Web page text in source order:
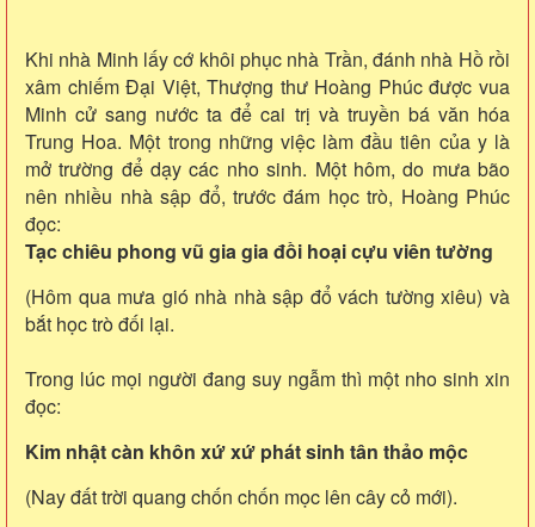
Khi nhà Minh lấy cớ khôi phục nhà Trần, đánh nhà Hồ rồi
xâm chiếm Đại Việt, Thượng thư Hoàng Phúc được vua
Minh cử sang nước ta để cai trị và truyền bá văn hóa
Trung Hoa. Một trong những việc làm đầu tiên của y là
mở trường để dạy các nho sinh. Một hôm, do mưa bão
nên nhiều nhà sập đổ, trước đám học trò, Hoàng Phúc
đọc:
Tạc chiêu phong vũ gia gia đồi hoại cựu viên tường
(Hôm qua mưa gió nhà nhà sập đổ vách tường xiêu) và
bắt học trò đối lại.
Trong lúc mọi người đang suy ngẫm thì một nho sinh xin
đọc:
Kim nhật càn khôn xứ xứ phát sinh tân thảo mộc
(Nay đất trời quang chốn chốn mọc lên cây cỏ mới).